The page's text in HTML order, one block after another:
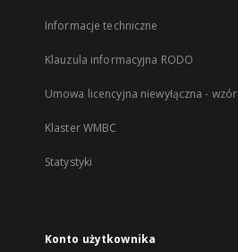
Informacje techniczne
Klauzula informacyjna RODO
Umowa licencyjna niewyłączna - wzór
Klaster WMBC
Statystyki
Konto użytkownika